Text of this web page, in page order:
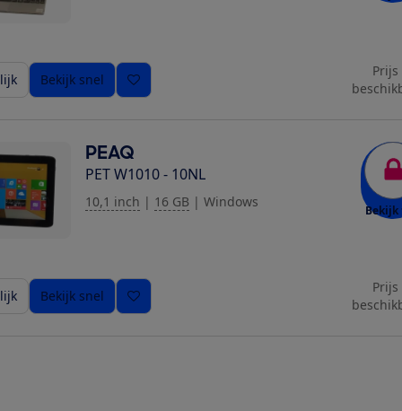
Bekijk snel
PEAQ
PET W1010 - 10NL
10,1 inch | 16 GB | Windows
Bekijk
Bekijk snel